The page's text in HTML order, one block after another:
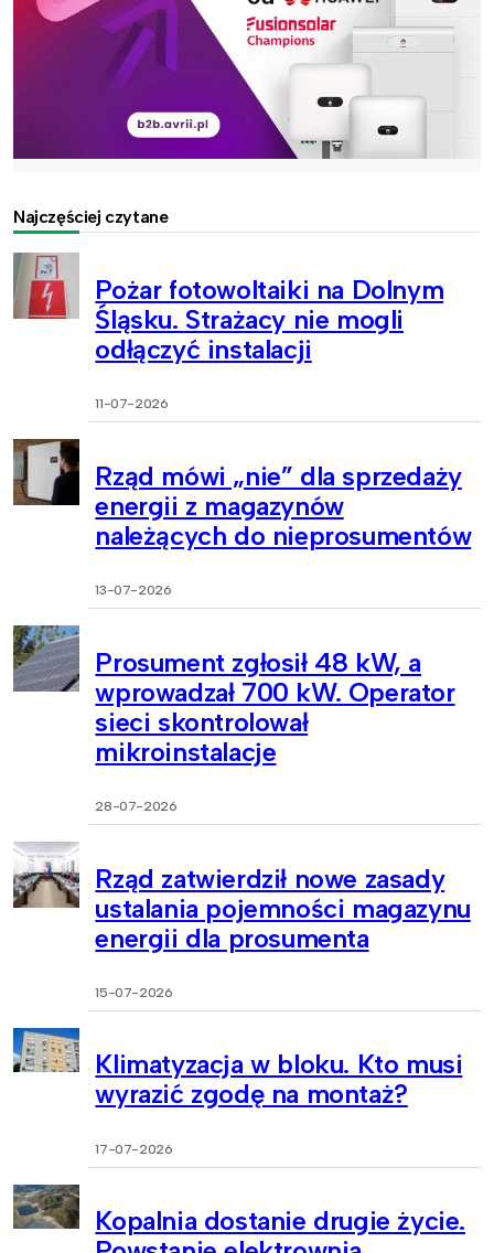
Najczęściej czytane
Pożar fotowoltaiki na Dolnym
Śląsku. Strażacy nie mogli
odłączyć instalacji
11-07-2026
Rząd mówi „nie” dla sprzedaży
energii z magazynów
należących do nieprosumentów
13-07-2026
Prosument zgłosił 48 kW, a
wprowadzał 700 kW. Operator
sieci skontrolował
mikroinstalacje
28-07-2026
Rząd zatwierdził nowe zasady
ustalania pojemności magazynu
energii dla prosumenta
15-07-2026
Klimatyzacja w bloku. Kto musi
wyrazić zgodę na montaż?
17-07-2026
Kopalnia dostanie drugie życie.